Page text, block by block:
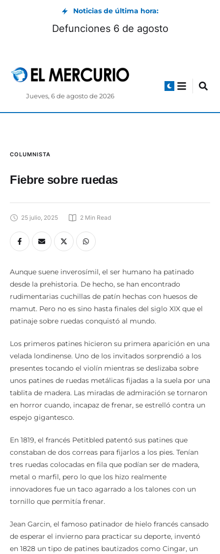
Noticias de última hora:
Defunciones 6 de agosto
Jueves, 6 de agosto de 2026
COLUMNISTA
Fiebre sobre ruedas
25 julio, 2025 2 Min Read
Aunque suene inverosímil, el ser humano ha patinado
desde la prehistoria. De hecho, se han encontrado
rudimentarias cuchillas de patín hechas con huesos de
mamut. Pero no es sino hasta finales del siglo XIX que el
patinaje sobre ruedas conquistó al mundo.
Los primeros patines hicieron su primera aparición en una
velada londinense. Uno de los invitados sorprendió a los
presentes tocando el violín mientras se deslizaba sobre
unos patines de ruedas metálicas fijadas a la suela por una
tablita de madera. Las miradas de admiración se tornaron
en horror cuando, incapaz de frenar, se estrelló contra un
espejo gigantesco.
En 1819, el francés Petitbled patentó sus patines que
constaban de dos correas para fijarlos a los pies. Tenían
tres ruedas colocadas en fila que podían ser de madera,
metal o marfil, pero lo que los hizo realmente
innovadores fue un taco agarrado a los talones con un
tornillo que permitía frenar.
Jean Garcin, el famoso patinador de hielo francés cansado
de esperar el invierno para practicar su deporte, inventó
en 1828 un tipo de patines bautizados como Cingar, un